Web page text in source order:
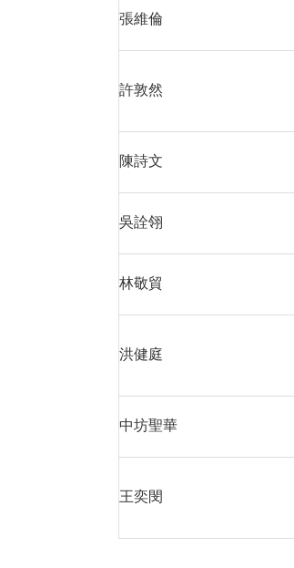
張維倫
許敦然
陳詩文
吳詮翎
林敬貿
洪健庭
中坊聖華
王奕閔